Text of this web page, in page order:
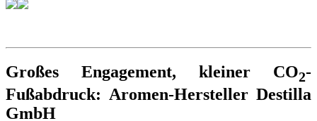
Großes Engagement, kleiner CO2-
Fußabdruck: Aromen-Hersteller Destilla
GmbH